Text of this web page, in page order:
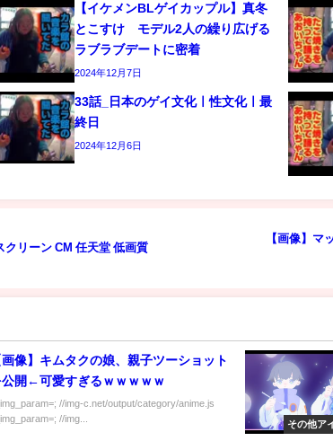
【イケメンBLゲイカップル】真冬
とこすけ モデル2人の繰り広げる
ラブラブデートに密着
2024年12月7日
33話_日本のゲイ文化ㅣ性文化ㅣ最
終日
2024年12月6日
クリーン CM 任天堂 低画質
【画像】マ
画像】キムタクの娘、親子ツーショット
公開←可愛すぎるｗｗｗｗｗ
//img-c.net/output/category/anime.js
//img...
その他ア